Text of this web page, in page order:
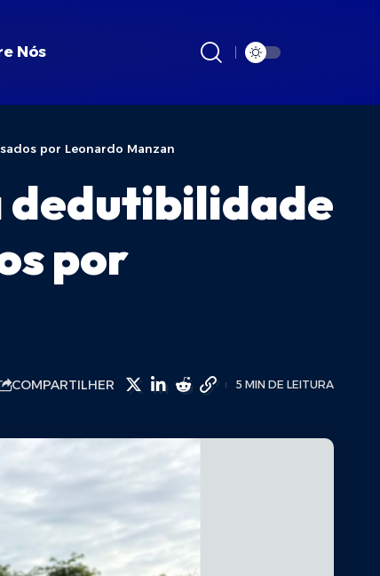
Nós
por Leonardo Manzan
dedutibilidade
por
COMPARTILHER 5 MIN DE LEITURA